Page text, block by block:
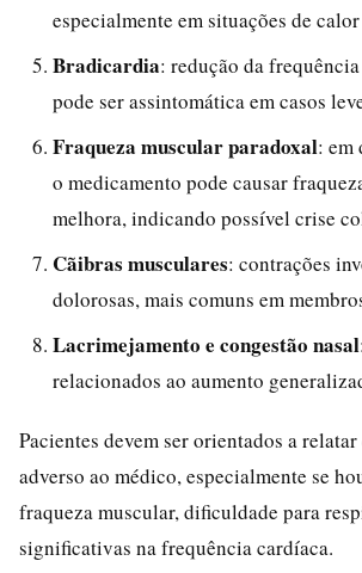
especialmente em situações de
Bradicardia: redução da
pode ser assintomática em casos
Fraqueza muscular paradoxal: em
o medicamento pode causar
melhora, indicando possível crise
Cãibras musculares: contrações
dolorosas, mais comuns em
Lacrimejamento e congestão nasal
relacionados ao aumento
Pacientes devem ser orientados a
adverso ao médico, especialmente se
fraqueza muscular, dificuldade para
significativas na frequência cardíaca.